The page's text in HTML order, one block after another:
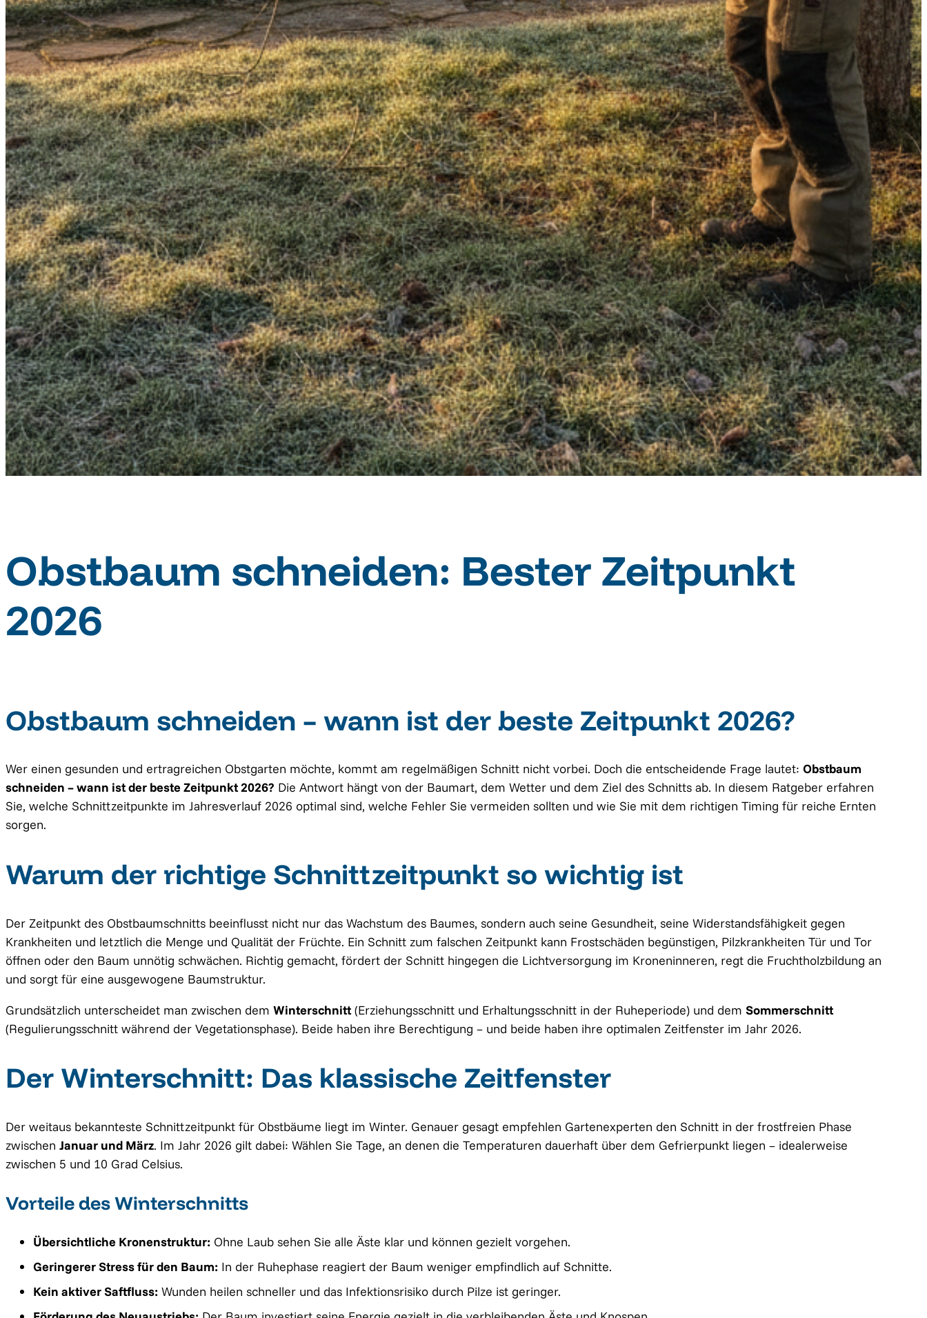
Obstbaum schneiden: Bester Zeitpunkt
2026
Obstbaum schneiden – wann ist der beste Zeitpunkt 2026?
Wer einen gesunden und ertragreichen Obstgarten möchte, kommt am regelmäßigen Schnitt nicht vorbei. Doch die entscheidende Frage lautet: Obstbaum
schneiden – wann ist der beste Zeitpunkt 2026? Die Antwort hängt von der Baumart, dem Wetter und dem Ziel des Schnitts ab. In diesem Ratgeber erfahren
Sie, welche Schnittzeitpunkte im Jahresverlauf 2026 optimal sind, welche Fehler Sie vermeiden sollten und wie Sie mit dem richtigen Timing für reiche Ernten
sorgen.
Warum der richtige Schnittzeitpunkt so wichtig ist
Der Zeitpunkt des Obstbaumschnitts beeinflusst nicht nur das Wachstum des Baumes, sondern auch seine Gesundheit, seine Widerstandsfähigkeit gegen
Krankheiten und letztlich die Menge und Qualität der Früchte. Ein Schnitt zum falschen Zeitpunkt kann Frostschäden begünstigen, Pilzkrankheiten Tür und Tor
öffnen oder den Baum unnötig schwächen. Richtig gemacht, fördert der Schnitt hingegen die Lichtversorgung im Kroneninneren, regt die Fruchtholzbildung an
und sorgt für eine ausgewogene Baumstruktur.
Grundsätzlich unterscheidet man zwischen dem Winterschnitt(Erziehungsschnitt und Erhaltungsschnitt in der Ruheperiode) und dem Sommerschnitt
(Regulierungsschnitt während der Vegetationsphase). Beide haben ihre Berechtigung – und beide haben ihre optimalen Zeitfenster im Jahr 2026.
Der Winterschnitt: Das klassische Zeitfenster
Der weitaus bekannteste Schnittzeitpunkt für Obstbäume liegt im Winter. Genauer gesagt empfehlen Gartenexperten den Schnitt in der frostfreien Phase
zwischen Januar und März. Im Jahr 2026 gilt dabei: Wählen Sie Tage, an denen die Temperaturen dauerhaft über dem Gefrierpunkt liegen – idealerweise
zwischen 5 und 10 Grad Celsius.
Vorteile des Winterschnitts
Übersichtliche Kronenstruktur: Ohne Laub sehen Sie alle Äste klar und können gezielt vorgehen.
Geringerer Stress für den Baum: In der Ruhephase reagiert der Baum weniger empfindlich auf Schnitte.
Kein aktiver Saftfluss: Wunden heilen schneller und das Infektionsrisiko durch Pilze ist geringer.